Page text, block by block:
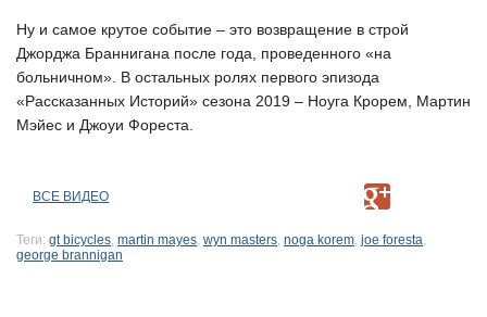
Ну и самое крутое событие – это возвращение в строй
Джорджа Браннигана после года, проведенного «на
больничном». В остальных ролях первого эпизода
«Рассказанных Историй» сезона 2019 – Ноуга Крорем, Мартин
Мэйес и Джоуи Фореста.
ВСЕ ВИДЕО
Теги: gt bicycles, martin mayes, wyn masters, noga korem, joe foresta,
george brannigan